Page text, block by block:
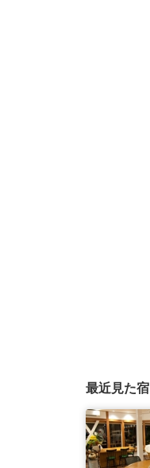
最近見た宿